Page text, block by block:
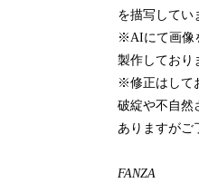
を描写してい
※AIにて画像
製作しており
※修正はして
破綻や不自然
ありますがご
FANZA